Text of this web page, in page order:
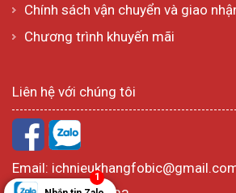
Chính sách vận chuyển và giao
Chương trình khuyến mãi
Liên hệ với chúng tôi
Email:
1